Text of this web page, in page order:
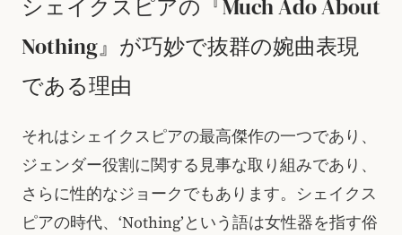
シェイクスピアの『Much Ado About
Nothing』が巧妙で抜群の婉曲表現
である理由
それはシェイクスピアの最高傑作の一つであり、
ジェンダー役割に関する見事な取り組みであり、
さらに性的なジョークでもあります。シェイクス
ピアの時代、‘Nothing’という語は女性器を指す俗